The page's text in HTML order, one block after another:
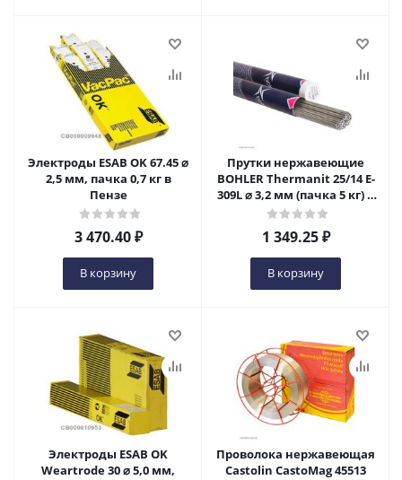
Электроды ESAB OK 67.45 ⌀
2,5 мм, пачка 0,7 кг в
Пензе
3 470.40₽
В корзину
Прутки нержавеющие
BOHLER Thermanit 25/14 E-
309L ⌀ 3,2 мм (пачка 5 кг) в
Пензе
1 349.25₽
В корзину
Электроды ESAB OK
Weartrode 30 ⌀ 5,0 мм,
Проволока нержавеющая
Castolin CastoMag 45513